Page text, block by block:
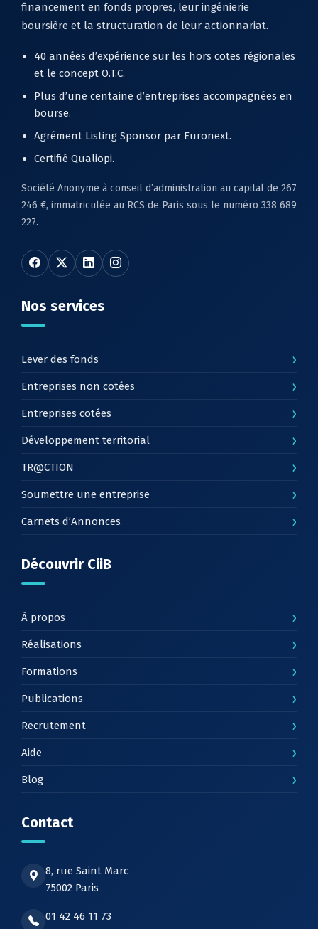
financement en fonds propres, leur ingénierie
boursière et la structuration de leur actionnariat.
40 années d’expérience sur les hors cotes régionales
et le concept O.T.C.
Plus d’une centaine d’entreprises accompagnées en
bourse.
Agrément Listing Sponsor par Euronext.
Certifié Qualiopi.
Société Anonyme à conseil d’administration au capital de 267
246 €, immatriculée au RCS de Paris sous le numéro 338 689
227.
Nos services
Lever des fonds ›
Entreprises non cotées ›
Entreprises cotées ›
Développement territorial ›
TR@CTION ›
Soumettre une entreprise ›
Carnets d’Annonces ›
Découvrir CiiB
À propos ›
Réalisations ›
Formations ›
Publications ›
Recrutement ›
Aide ›
Blog ›
Contact
8, rue Saint Marc
75002 Paris
01 42 46 11 73